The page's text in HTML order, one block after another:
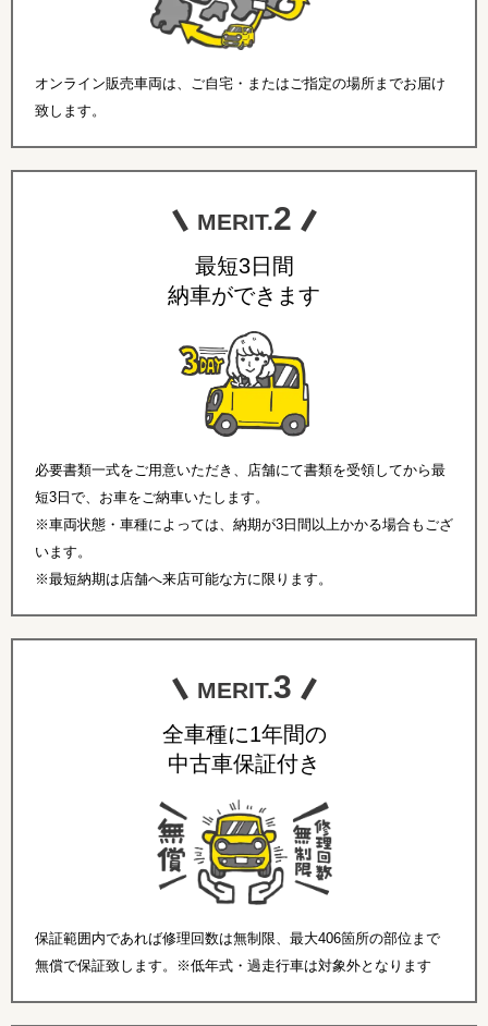
オンライン販売車両は、ご自宅・またはご指定の場所までお届け
致します。
MERIT.2
最短3日間
納車ができます
必要書類一式をご用意いただき、店舗にて書類を受領してから最
短3日で、お車をご納車いたします。
※車両状態・車種によっては、納期が3日間以上かかる場合もござ
います。
※最短納期は店舗へ来店可能な方に限ります。
MERIT.3
全車種に1年間の
中古車保証付き
保証範囲内であれば修理回数は無制限、最大406箇所の部位まで
無償で保証致します。※低年式・過走行車は対象外となります